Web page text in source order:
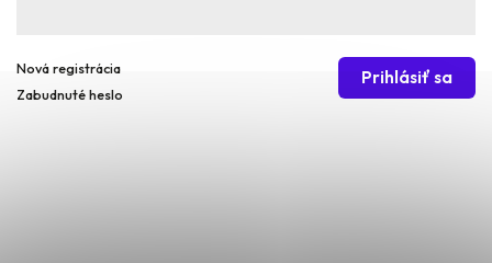
Prihlásiť sa
Nová registrácia
Zabudnuté heslo